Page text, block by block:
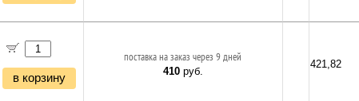
в корзину
поставка на заказ через 9 дней
410руб.
421,82